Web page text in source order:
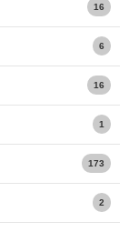
16
6
16
1
173
2